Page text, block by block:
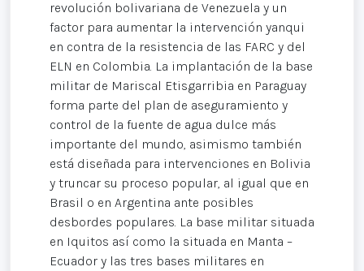
revolución bolivariana de Venezuela y un
factor para aumentar la intervención yanqui
en contra de la resistencia de las FARC y del
ELN en Colombia. La implantación de la base
militar de Mariscal Etisgarribia en Paraguay
forma parte del plan de aseguramiento y
control de la fuente de agua dulce más
importante del mundo, asimismo también
está diseñada para intervenciones en Bolivia
y truncar su proceso popular, al igual que en
Brasil o en Argentina ante posibles
desbordes populares. La base militar situada
en Iquitos así como la situada en Manta –
Ecuador y las tres bases militares en